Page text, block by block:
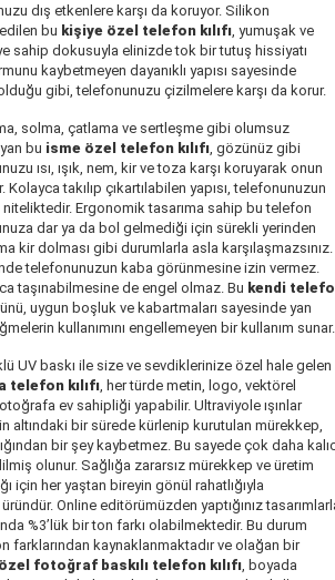
dış etkenlere karşı da koruyor. Silikon
bu kişiye özel telefon kılıfı , yumuşak ve
sahip dokusuyla elinizde tok bir tutuş hissiyatı
kaybetmeyen dayanıklı yapısı sayesinde
gibi, telefonunuzu çizilmelere karşı da korur.
solma, çatlama ve sertleşme gibi olumsuz
bu isme özel telefon kılıfı , gözünüz gibi
ısı, ışık, nem, kir ve toza karşı koruyarak onun
takılıp çıkartılabilen yapısı, telefonunuzun
Ergonomik tasarıma sahip bu telefon
dar ya da bol gelmediği için sürekli yerinden
kir dolması gibi durumlarla asla karşılaşmazsınız.
telefonunuzun kaba görünmesine izin vermez.
taşınabilmesine de engel olmaz. Bu kendi
uygun boşluk ve kabartmaları sayesinde yan
kullanımını engellemeyen bir kullanım sunar.
UV baskı ile size ve sevdiklerinize özel hale gelen
telefon kılıfı , her türde metin, logo, vektörel
ev sahipliği yapabilir. Ultraviyole ışınlar
altındaki bir sürede kürlenip kurutulan mürekkep,
bir şey kaybetmez. Bu sayede çok daha
olunur. Sağlığa zararsız mürekkep ve üretim
için her yaştan bireyin gönül rahatlığıyla
Online editörümüzden yaptığınız
%3’lük bir ton farkı olabilmektedir. Bu durum
farklarından kaynaklanmaktadır ve olağan bir
fotoğraf baskılı telefon kılıfı , boyada